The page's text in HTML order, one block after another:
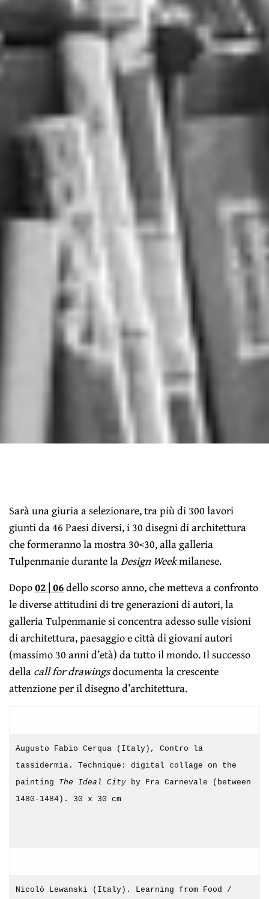
Sarà una giuria a selezionare, tra più di 300 lavori
giunti da 46 Paesi diversi, i 30 disegni di architettura
che formeranno la mostra 30<30, alla galleria
Tulpenmanie durante laDesign Weekmilanese.
Dopo02 | 06dello scorso anno, che metteva a confronto
le diverse attitudini di tre generazioni di autori, la
galleria Tulpenmanie si concentra adesso sulle visioni
di architettura, paesaggio e città di giovani autori
(massimo 30 anni d’età) da tutto il mondo. Il successo
dellacall for drawingsdocumenta la crescente
attenzione per il disegno d’architettura.
Augusto Fabio Cerqua (Italy), Contro la
tassidermia. Technique: digital collage on the
painting The Ideal City by Fra Carnevale (between
1480-1484). 30 x 30 cm
Nicolò Lewanski (Italy). Learning from Food /